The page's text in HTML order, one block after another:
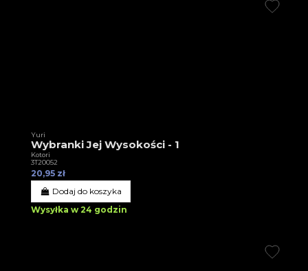
Yuri
Wybranki Jej Wysokości - 1
Kotori
3T20052
20,95 zł
Dodaj do koszyka
Wysyłka w 24 godzin